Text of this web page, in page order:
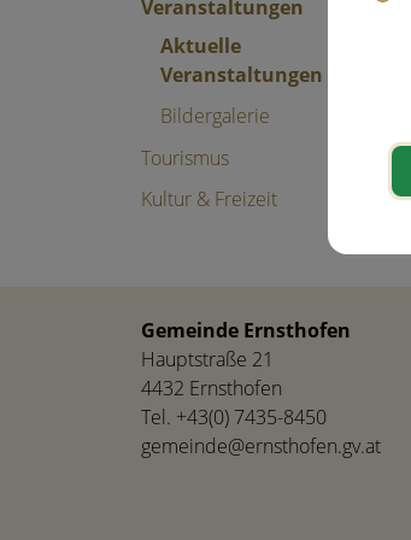
Veranstaltungen
Aktuelle
Veranstaltungen
Bildergalerie
Tourismus
Kultur & Freizeit
Gemeinde Ernsthofen
Hauptstraße 21
4432 Ernsthofen
Tel. +43(0) 7435-8450
gemeinde@ernsthofen.gv.at